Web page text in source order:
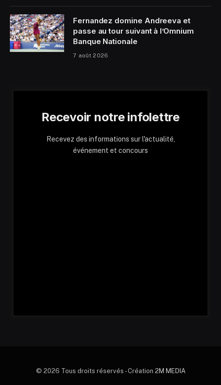
Fernandez domine Andreeva et
passe au tour suivant à l’Omnium
Banque Nationale
7 août 2026
Recevoir notre infolettre
Recevez des informations sur l'actualité,
événement et concours
© 2026 Tous droits réservés - Création 2M MEDIA